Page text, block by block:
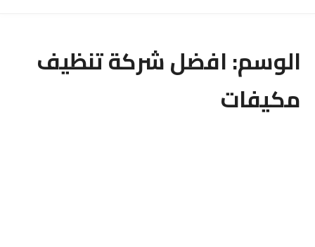
الوسم:افضل شركة تنظيف
مكيفات